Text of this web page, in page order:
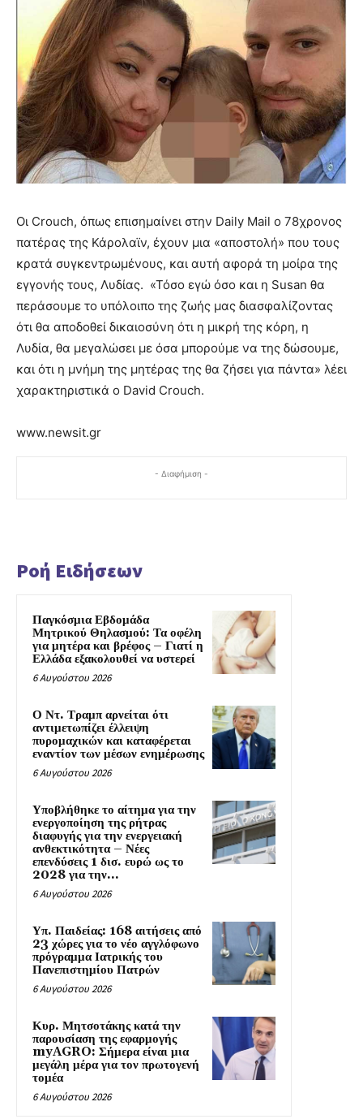
Οι Crouch, όπως επισημαίνει στην Daily Mail ο 78χρονος
πατέρας της Κάρολαϊν, έχουν μια «αποστολή» που τους
κρατά συγκεντρωμένους, και αυτή αφορά τη μοίρα της
εγγονής τους, Λυδίας. «Τόσο εγώ όσο και η Susan θα
περάσουμε το υπόλοιπο της ζωής μας διασφαλίζοντας
ότι θα αποδοθεί δικαιοσύνη ότι η μικρή της κόρη, η
Λυδία, θα μεγαλώσει με όσα μπορούμε να της δώσουμε,
και ότι η μνήμη της μητέρας της θα ζήσει για πάντα» λέει
χαρακτηριστικά o David Crouch.
www.newsit.gr
- Διαφήμιση -
Ροή Ειδήσεων
Παγκόσμια Εβδομάδα
Μητρικού Θηλασμού: Τα οφέλη
για μητέρα και βρέφος – Γιατί η
Ελλάδα εξακολουθεί να υστερεί
6 Αυγούστου 2026
Ο Ντ. Τραμπ αρνείται ότι
αντιμετωπίζει έλλειψη
πυρομαχικών και καταφέρεται
εναντίον των μέσων ενημέρωσης
6 Αυγούστου 2026
Υποβλήθηκε το αίτημα για την
ενεργοποίηση της ρήτρας
διαφυγής για την ενεργειακή
ανθεκτικότητα – Νέες
επενδύσεις 1 δισ. ευρώ ως το
2028 για την...
6 Αυγούστου 2026
Υπ. Παιδείας: 168 αιτήσεις από
23 χώρες για το νέο αγγλόφωνο
πρόγραμμα Ιατρικής του
Πανεπιστημίου Πατρών
6 Αυγούστου 2026
Κυρ. Μητσοτάκης κατά την
παρουσίαση της εφαρμογής
myAGRO: Σήμερα είναι μια
μεγάλη μέρα για τον πρωτογενή
τομέα
6 Αυγούστου 2026